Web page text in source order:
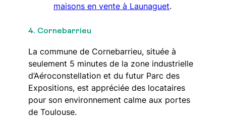
maisons en vente à Launaguet.
4. Cornebarrieu
La commune de Cornebarrieu, située à
seulement 5 minutes de la zone industrielle
d’Aéroconstellation et du futur Parc des
Expositions, est appréciée des locataires
pour son environnement calme aux portes
de Toulouse.